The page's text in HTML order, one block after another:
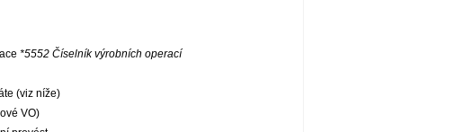
*5552 Číselník výrobních operací
(viz níže)
VO)